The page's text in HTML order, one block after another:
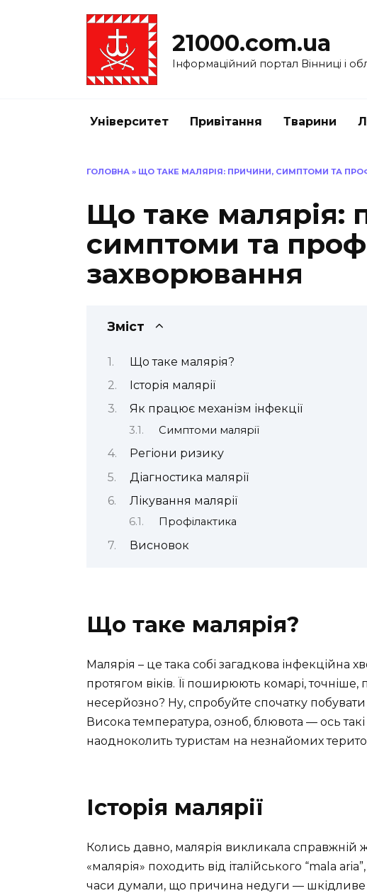
21000.com.ua
Інформаційний портал Вінниці і
Університет Привітання Тварини
ГОЛОВНА » ЩО ТАКЕ МАЛЯРІЯ: ПРИЧИНИ, СИМПТОМИ ТА
Що таке малярія:
симптоми та
захворювання
Зміст
Що таке малярія?
Історія малярії
Як працює механізм інфекції
Симптоми малярії
Регіони ризику
Діагностика малярії
Лікування малярії
Профілактика
Висновок
Що таке малярія?
Малярія – це така собі загадкова
протягом віків. Її поширюють комарі,
несерйозно? Ну, спробуйте спочатку побувати
Висока температура, озноб, блювота — ось
наодноколить туристам на незнайомих
Історія малярії
Колись давно, малярія викликала справжній
«малярія» походить від італійського “mala
часи думали, що причина недуги — шкідливе